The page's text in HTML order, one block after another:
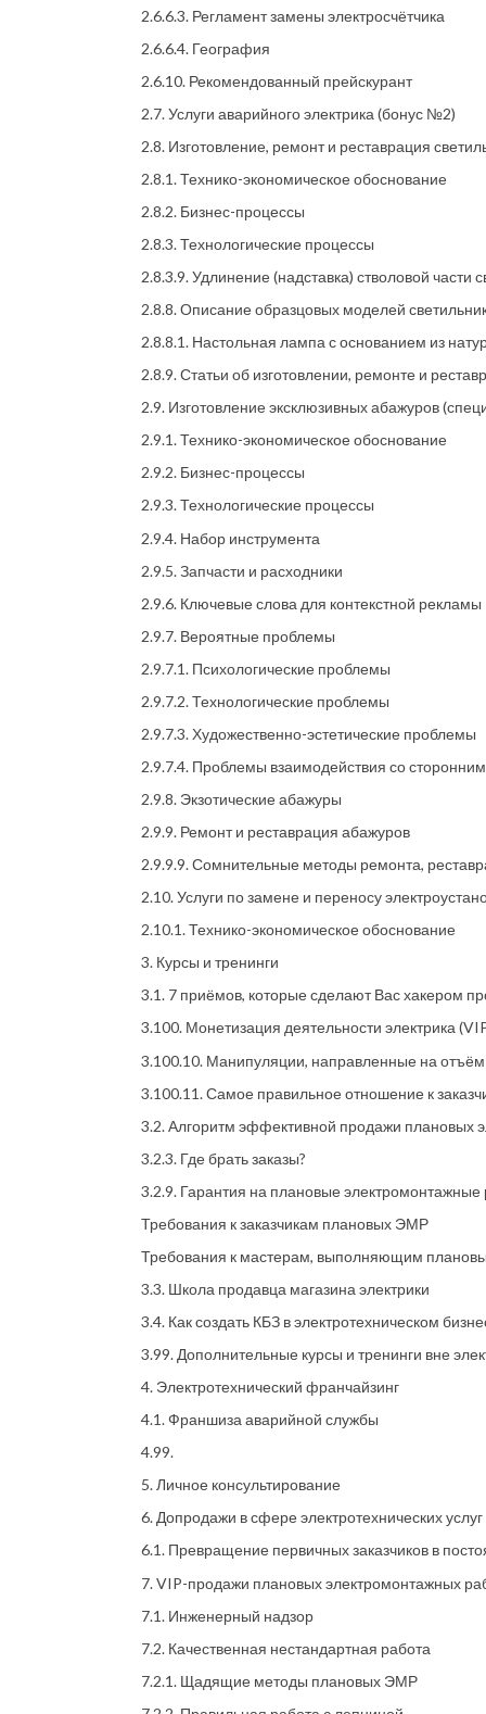
2.6.6.3. Регламент замены электросчётчика
2.6.6.4. География
2.6.10. Рекомендованный прейскурант
2.7. Услуги аварийного электрика (бонус №2)
2.8. Изготовление, ремонт и реставрация
2.8.1. Технико-экономическое обоснование
2.8.2. Бизнес-процессы
2.8.3. Технологические процессы
2.8.3.9. Удлинение (надставка) стволовой части
2.8.8. Описание образцовых моделей
2.8.8.1. Настольная лампа с основанием из
2.8.9. Статьи об изготовлении, ремонте и
2.9. Изготовление эксклюзивных абажуров
2.9.1. Технико-экономическое обоснование
2.9.2. Бизнес-процессы
2.9.3. Технологические процессы
2.9.4. Набор инструмента
2.9.5. Запчасти и расходники
2.9.6. Ключевые слова для контекстной рекламы
2.9.7. Вероятные проблемы
2.9.7.1. Психологические проблемы
2.9.7.2. Технологические проблемы
2.9.7.3. Художественно-эстетические проблемы
2.9.7.4. Проблемы взаимодействия со
2.9.8. Экзотические абажуры
2.9.9. Ремонт и реставрация абажуров
2.9.9.9. Сомнительные методы ремонта,
2.10. Услуги по замене и переносу
2.10.1. Технико-экономическое обоснование
3. Курсы и тренинги
3.1. 7 приёмов, которые сделают Вас хакером
3.100. Монетизация деятельности электрика
3.100.10. Манипуляции, направленные на отъём
3.100.11. Самое правильное отношение к
3.2. Алгоритм эффективной продажи плановых
3.2.3. Где брать заказы?
3.2.9. Гарантия на плановые
Требования к заказчикам плановых ЭМР
Требования к мастерам, выполняющим
3.3. Школа продавца магазина электрики
3.4. Как создать КБЗ в электротехническом
3.99. Дополнительные курсы и тренинги вне
4. Электротехнический франчайзинг
4.1. Франшиза аварийной службы
4.99.
5. Личное консультирование
6. Допродажи в сфере электротехнических услуг
6.1. Превращение первичных заказчиков в
7. VIP-продажи плановых электромонтажных
7.1. Инженерный надзор
7.2. Качественная нестандартная работа
7.2.1. Щадящие методы плановых ЭМР